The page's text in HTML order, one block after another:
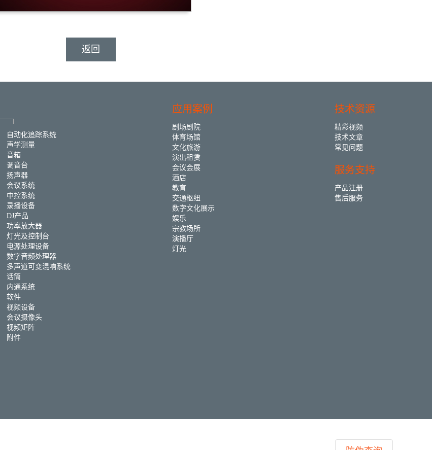
返回
自动化追踪系统
声学测量
音箱
调音台
扬声器
会议系统
中控系统
录播设备
DJ产品
功率放大器
灯光及控制台
电源处理设备
数字音频处理器
多声道可变混响系统
话筒
内通系统
软件
视频设备
会议摄像头
视频矩阵
附件
应用案例
剧场剧院
体育场馆
文化旅游
演出租赁
会议会展
酒店
教育
交通枢纽
数字文化展示
娱乐
宗教场所
演播厅
灯光
技术资源
精彩视频
技术文章
常见问题
服务支持
产品注册
售后服务